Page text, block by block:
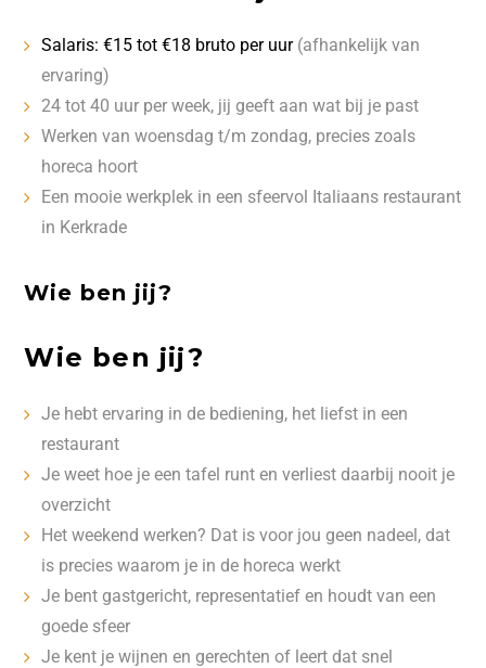
Salaris: €15 tot €18 bruto per uur(afhankelijk van
ervaring)
24 tot 40 uur per week, jij geeft aan wat bij je past
Werken van woensdag t/m zondag, precies zoals
horeca hoort
Een mooie werkplek in een sfeervol Italiaans restaurant
in Kerkrade
Wie ben jij?
Wie ben jij?
Je hebt ervaring in de bediening, het liefst in een
restaurant
Je weet hoe je een tafel runt en verliest daarbij nooit je
overzicht
Het weekend werken? Dat is voor jou geen nadeel, dat
is precies waarom je in de horeca werkt
Je bent gastgericht, representatief en houdt van een
goede sfeer
Je kent je wijnen en gerechten of leert dat snel